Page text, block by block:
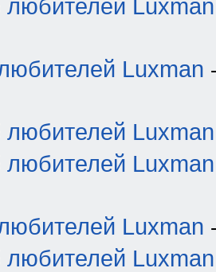
любителей Luxman
Luxman
любителей Luxman
любителей Luxman
Luxman
любителей Luxman